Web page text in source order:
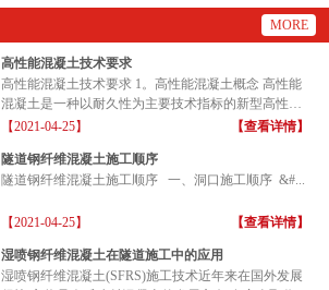
MORE
高性能混凝土技术要求
高性能混凝土技术要求 1。高性能混凝土概念 高性能
混凝土是一种以耐久性为主要技术指标的新型高性能
混凝土...
【2021-04-25】 【查看详情】
隧道钢纤维混凝土施工顺序
隧道钢纤维混凝土施工顺序 一、洞口施工顺序 &#...
【2021-04-25】 【查看详情】
湿喷钢纤维混凝土在隧道施工中的应用
湿喷钢纤维混凝土(SFRS)施工技术近年来在国外发展